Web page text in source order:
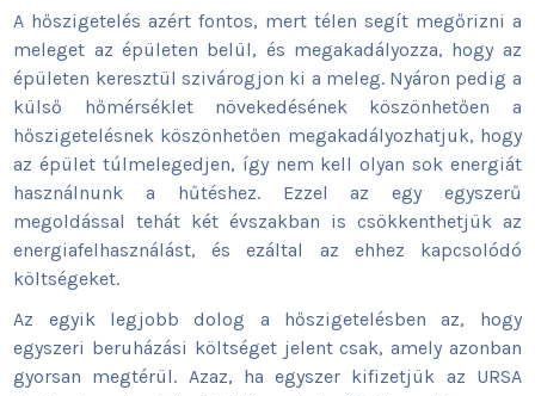
A hőszigetelés azért fontos, mert télen segít megőrizni a
meleget az épületen belül, és megakadályozza, hogy az
épületen keresztül szivárogjon ki a meleg. Nyáron pedig a
külső hőmérséklet növekedésének köszönhetően a
hőszigetelésnek köszönhetően megakadályozhatjuk, hogy
az épület túlmelegedjen, így nem kell olyan sok energiát
használnunk a hűtéshez. Ezzel az egy egyszerű
megoldással tehát két évszakban is csökkenthetjük az
energiafelhasználást, és ezáltal az ehhez kapcsolódó
költségeket.
Az egyik legjobb dolog a hőszigetelésben az, hogy
egyszeri beruházási költséget jelent csak, amely azonban
gyorsan megtérül. Azaz, ha egyszer kifizetjük az URSA